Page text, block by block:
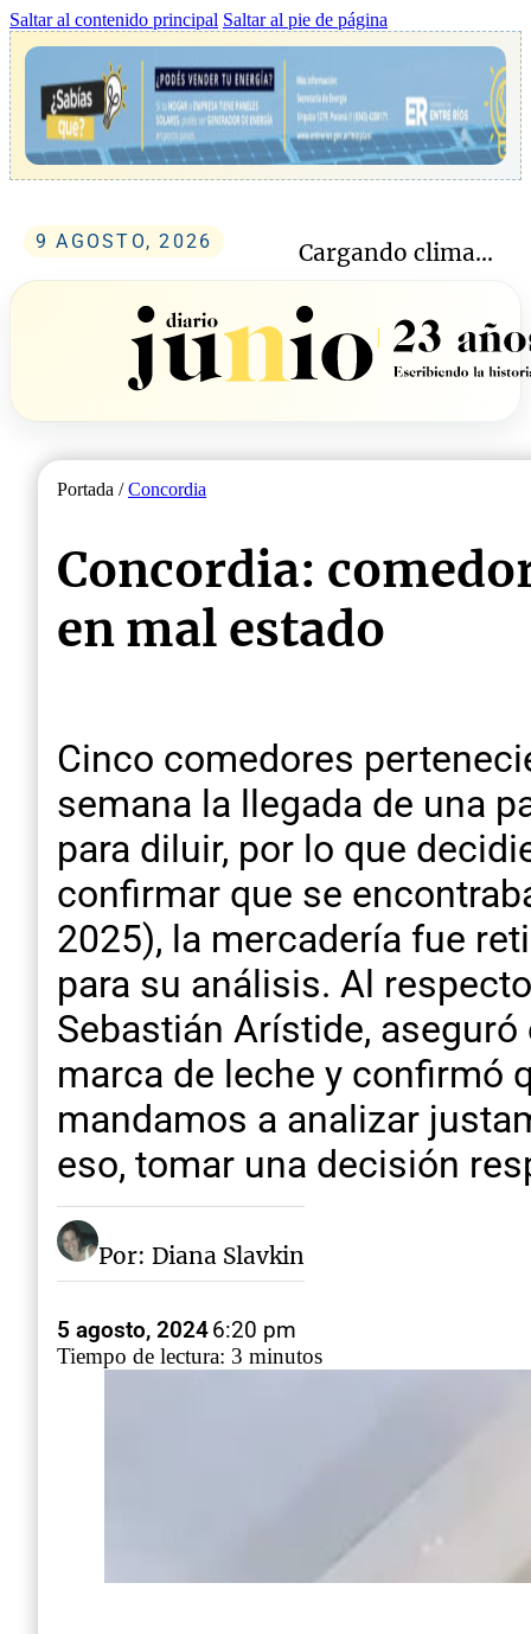
Saltar al contenido principal Saltar al pie de página
9 AGOSTO, 2026 Cargando clima...
Portada /Concordia
Concordia:
en mal estado
Cinco comedores
semana la llegada de una
para diluir, por lo que
confirmar que se
2025), la mercadería fue
para su análisis. Al
Sebastián Arístide,
marca de leche y confirmó
mandamos a analizar
eso, tomar una decisión
Por: Diana Slavkin
5 agosto, 20246:20 pm
Tiempo de lectura: 3 minutos